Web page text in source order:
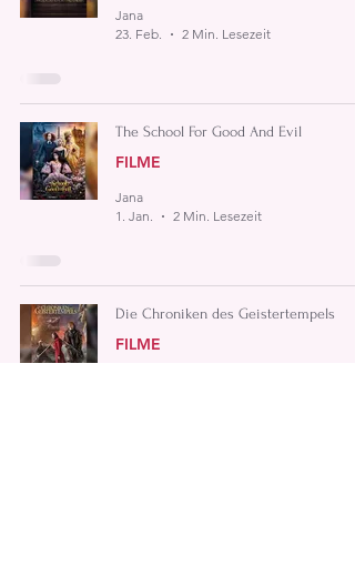
Jana
23. Feb.
2 Min. Lesezeit
The School For Good And Evil
FILME
Jana
1. Jan.
2 Min. Lesezeit
Die Chroniken des Geistertempels
FILME